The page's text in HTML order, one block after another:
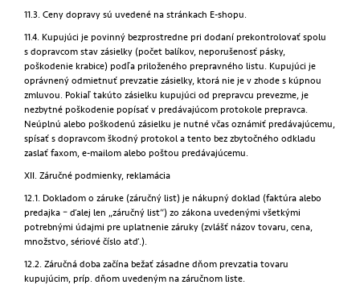
11.3. Ceny dopravy sú uvedené na stránkach E-shopu.
11.4. Kupujúci je povinný bezprostredne pri dodaní prekontrolovať spolu
s dopravcom stav zásielky (počet balíkov, neporušenosť pásky,
poškodenie krabice) podľa priloženého prepravného listu. Kupujúci je
oprávnený odmietnuť prevzatie zásielky, ktorá nie je v zhode s kúpnou
zmluvou. Pokiaľ takúto zásielku kupujúci od prepravcu prevezme, je
nezbytné poškodenie popísať v predávajúcom protokole prepravca.
Neúplnú alebo poškodenú zásielku je nutné včas oznámiť predávajúcemu,
spísať s dopravcom škodný protokol a tento bez zbytočného odkladu
zaslať faxom, e-mailom alebo poštou predávajúcemu.
XII. Záručné podmienky, reklamácia
12.1. Dokladom o záruke (záručný list) je nákupný doklad (faktúra alebo
predajka – ďalej len „záručný list“) zo zákona uvedenými všetkými
potrebnými údajmi pre uplatnenie záruky (zvlášť názov tovaru, cena,
množstvo, sériové číslo atď.).
12.2. Záručná doba začína bežať zásadne dňom prevzatia tovaru
kupujúcim, príp. dňom uvedeným na záručnom liste.